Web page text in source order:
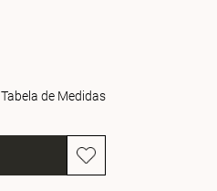
Tabela de Medidas